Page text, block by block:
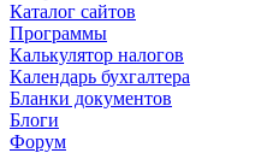
Каталог сайтов
Программы
Калькулятор налогов
Календарь бухгалтера
Бланки документов
Блоги
Форум